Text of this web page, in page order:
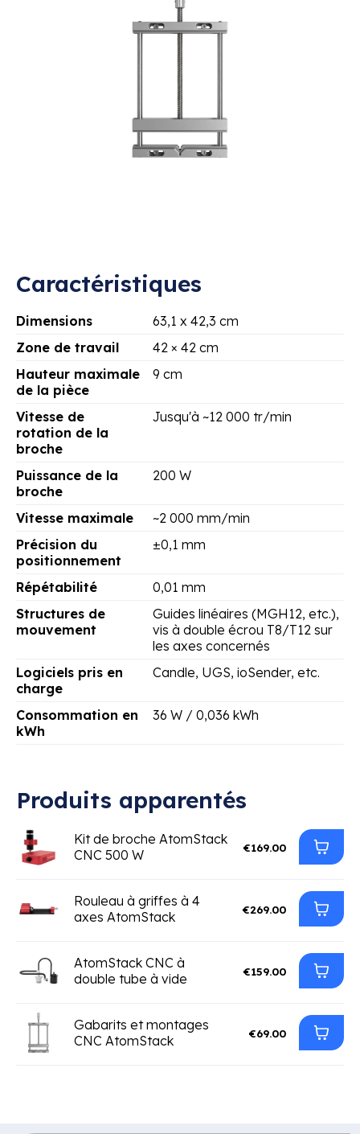
Caractéristiques
Dimensions
63,1 x 42,3 cm
Zone de travail
42 × 42 cm
Hauteur maximale
de la pièce
9 cm
Vitesse de
rotation de la
broche
Jusqu'à ~12 000 tr/min
Puissance de la
broche
200 W
Vitesse maximale
~2 000 mm/min
Précision du
positionnement
±0,1 mm
Répétabilité
0,01 mm
Structures de
mouvement
Guides linéaires (MGH12, etc.),
vis à double écrou T8/T12 sur
les axes concernés
Logiciels pris en
charge
Candle, UGS, ioSender, etc.
Consommation en
kWh
36 W / 0,036 kWh
Produits apparentés
Kit de broche AtomStack
CNC 500 W
€169.00
Rouleau à griffes à 4
axes AtomStack
€269.00
AtomStack CNC à
double tube à vide
€159.00
Gabarits et montages
CNC AtomStack
€69.00